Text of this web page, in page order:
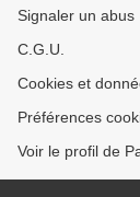
Signaler un abus
C.G.U.
Cookies et
Préférences
Voir le profil de